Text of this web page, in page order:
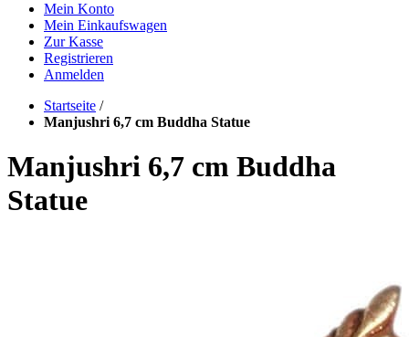
Mein Konto
Mein Einkaufswagen
Zur Kasse
Registrieren
Anmelden
Startseite /
Manjushri 6,7 cm Buddha Statue
Manjushri 6,7 cm Buddha
Statue